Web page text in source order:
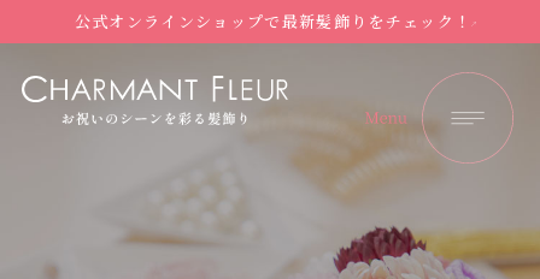
公式オンラインショップで最新髪飾りをチェック！